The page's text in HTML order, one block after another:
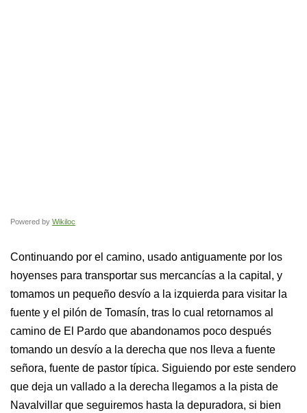
Powered by Wikiloc
Continuando por el camino, usado antiguamente por los
hoyenses para transportar sus mercancías a la capital, y
tomamos un pequeño desvío a la izquierda para visitar la
fuente y el pilón de Tomasín, tras lo cual retornamos al
camino de El Pardo que abandonamos poco después
tomando un desvío a la derecha que nos lleva a fuente
señora, fuente de pastor típica. Siguiendo por este sendero
que deja un vallado a la derecha llegamos a la pista de
Navalvillar que seguiremos hasta la depuradora, si bien